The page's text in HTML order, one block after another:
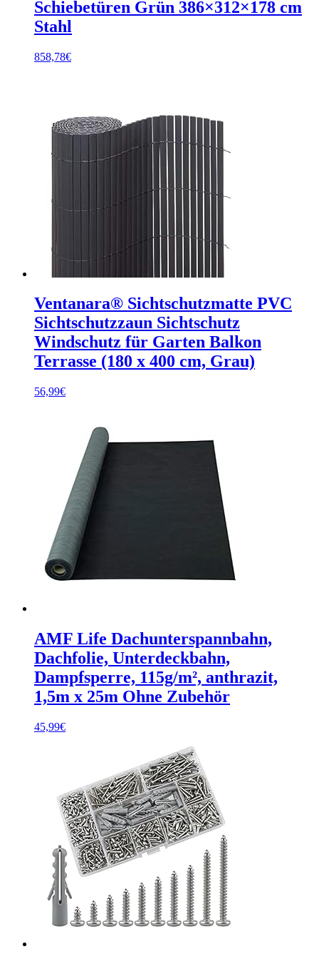
Schiebetüren Grün 386×312×178 cm
Stahl
858,78€
Ventanara® Sichtschutzmatte PVC
Sichtschutzzaun Sichtschutz
Windschutz für Garten Balkon
Terrasse (180 x 400 cm, Grau)
56,99€
AMF Life Dachunterspannbahn,
Dachfolie, Unterdeckbahn,
Dampfsperre, 115g/m², anthrazit,
1,5m x 25m Ohne Zubehör
45,99€